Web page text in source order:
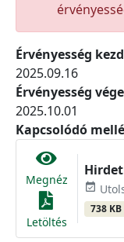
Érvényesség
2025.09.16
Érvényesség
2025.10.01
Kapcsolódó
Megnéz
Letöltés
event_available
738 KB